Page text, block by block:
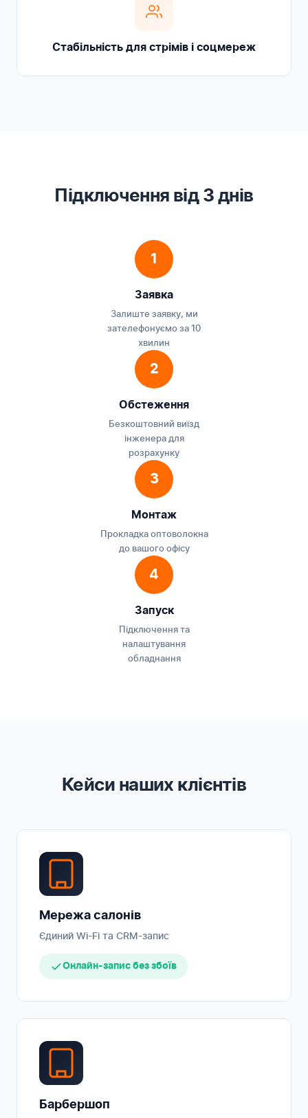
Стабільність для стрімів і соцмереж
Підключення від 3 днів
1
Заявка
Залиште заявку, ми
зателефонуємо за 10
хвилин
2
Обстеження
Безкоштовний виїзд
інженера для
розрахунку
3
Монтаж
Прокладка оптоволокна
до вашого офісу
4
Запуск
Підключення та
налаштування
обладнання
Кейси наших клієнтів
Мережа салонів
Єдиний Wi-Fi та CRM-запис
Онлайн-запис без збоїв
Барбершоп